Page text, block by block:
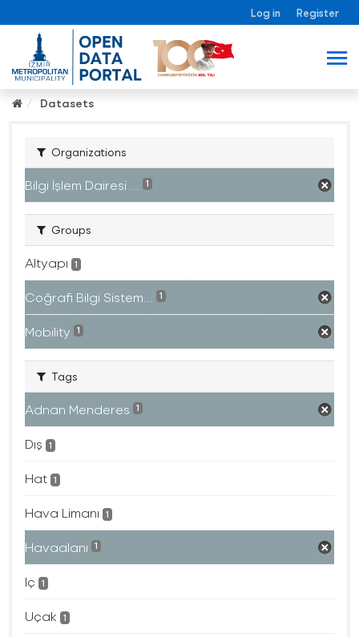
Log in Register
Datasets
Organizations
Bilgi İşlem Dairesi ... 1
Groups
Altyapı 1
Coğrafi Bilgi Sistem... 1
Mobility 1
Tags
Adnan Menderes 1
Dış 1
Hat 1
Hava Limanı 1
Havaalanı 1
Iç 1
Uçak 1